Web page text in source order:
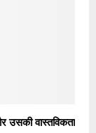
उसकी वास्तविकता